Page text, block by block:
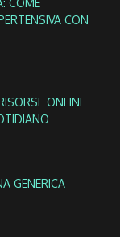
COME
CON
ONLINE
GENERICA